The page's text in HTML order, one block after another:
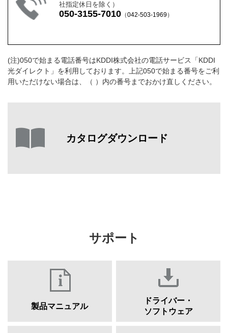
社指定休日を除く）
050-3155-7010 （042-503-1969）
(注)050で始まる電話番号はKDDI株式会社の電話サービス「KDDI
光ダイレクト」を利用しております。上記050で始まる番号をご利
用いただけない場合は、（ ）内の番号までおかけ直しください。
カタログダウンロード
サポート
製品マニュアル
ドライバー・
ソフトウェア